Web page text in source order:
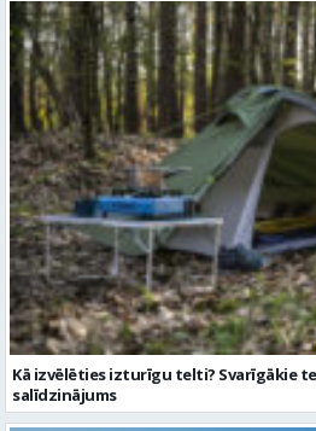
Kā izvēlēties izturīgu telti? Svarīgākie
salīdzinājums